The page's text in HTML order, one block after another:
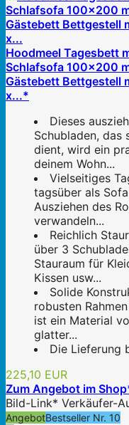
Hoodmeel Tagesbett
Schlafsofa 100x200
Gästebett Bettgestell
x...*
Dieses
Schubladen, das
dient, wird ein
deinem Wohn...
Vielseitiges
tagsüber als
Ausziehen des
verwandeln...
Reichlich
über 3
Stauraum für
Kissen usw...
Solide
robusten
ist ein Material
glatter...
Die Lieferung
225,10 EUR
Zum Angebot im
Bild-Link* Verkäufer-
AngebotBestseller Nr. 10